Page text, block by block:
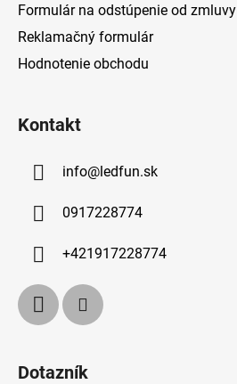
Formulár na odstúpenie od zmluvy
Reklamačný formulár
Hodnotenie obchodu
Kontakt
info@ledfun.sk
0917228774
+421917228774
Dotazník